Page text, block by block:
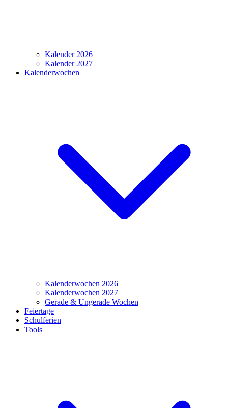
Kalender 2026
Kalender 2027
Kalenderwochen
Kalenderwochen 2026
Kalenderwochen 2027
Gerade & Ungerade Wochen
Feiertage
Schulferien
Tools